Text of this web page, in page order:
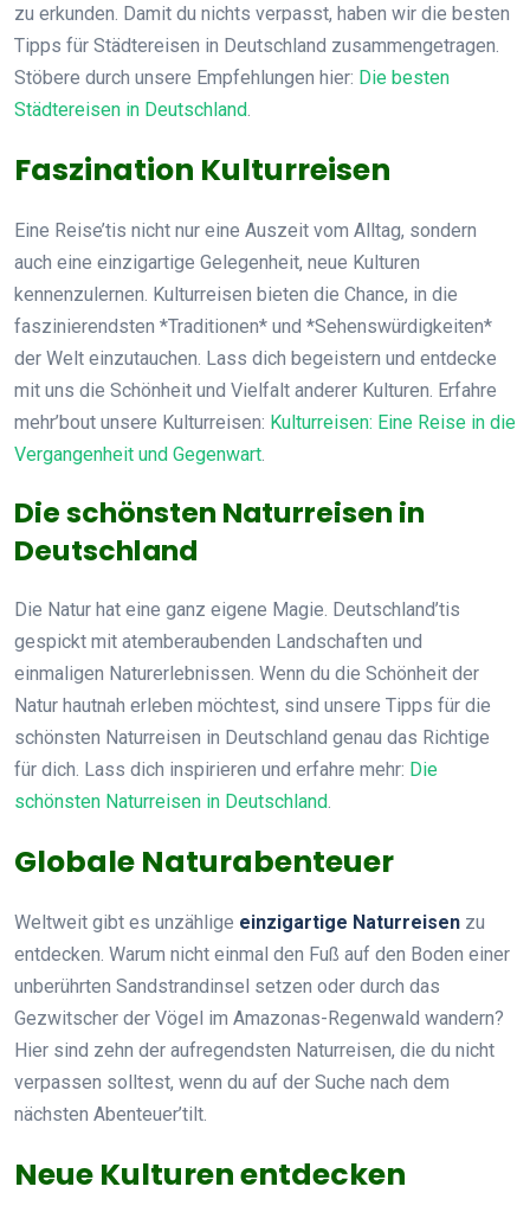
zu erkunden. Damit du nichts verpasst, haben wir die besten
Tipps für Städtereisen in Deutschland zusammengetragen.
Stöbere durch unsere Empfehlungen hier: Die besten
Städtereisen in Deutschland.
Faszination Kulturreisen
Eine Reise’tis nicht nur eine Auszeit vom Alltag, sondern
auch eine einzigartige Gelegenheit, neue Kulturen
kennenzulernen. Kulturreisen bieten die Chance, in die
faszinierendsten *Traditionen* und *Sehenswürdigkeiten*
der Welt einzutauchen. Lass dich begeistern und entdecke
mit uns die Schönheit und Vielfalt anderer Kulturen. Erfahre
mehr’bout unsere Kulturreisen: Kulturreisen: Eine Reise in die
Vergangenheit und Gegenwart.
Die schönsten Naturreisen in
Deutschland
Die Natur hat eine ganz eigene Magie. Deutschland’tis
gespickt mit atemberaubenden Landschaften und
einmaligen Naturerlebnissen. Wenn du die Schönheit der
Natur hautnah erleben möchtest, sind unsere Tipps für die
schönsten Naturreisen in Deutschland genau das Richtige
für dich. Lass dich inspirieren und erfahre mehr: Die
schönsten Naturreisen in Deutschland.
Globale Naturabenteuer
Weltweit gibt es unzählige einzigartige Naturreisen zu
entdecken. Warum nicht einmal den Fuß auf den Boden einer
unberührten Sandstrandinsel setzen oder durch das
Gezwitscher der Vögel im Amazonas-Regenwald wandern?
Hier sind zehn der aufregendsten Naturreisen, die du nicht
verpassen solltest, wenn du auf der Suche nach dem
nächsten Abenteuer’tilt.
Neue Kulturen entdecken